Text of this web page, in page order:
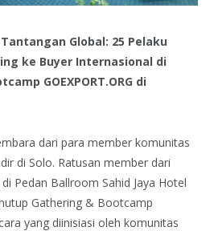
Tantangan Global: 25 Pelaku
ke Buyer Internasional di
GOEXPORT.ORG di
dari para member komunitas
di Solo. Ratusan member dari
Pedan Ballroom Sahid Jaya Hotel
Gathering & Bootcamp
yang diinisiasi oleh komunitas